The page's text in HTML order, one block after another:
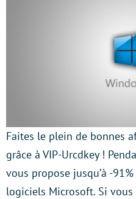
Faites le plein de bonnes
grâce à VIP-Urcdkey !
vous propose jusqu’à -
logiciels Microsoft. Si